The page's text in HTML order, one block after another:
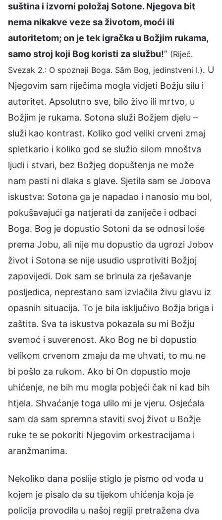
suština i izvorni položaj Sotone. Njegova bit
nema nikakve veze sa životom, moći ili
autoritetom; on je tek igračka u Božjim rukama,
samo stroj koji Bog koristi za službu!” (Riječ.
Svezak 2.: O spoznaji Boga. Sâm Bog, jedinstveni I.). U
Njegovim sam riječima mogla vidjeti Božju silu i
autoritet. Apsolutno sve, bilo živo ili mrtvo, u
Božjim je rukama. Sotona služi Božjem djelu –
služi kao kontrast. Koliko god veliki crveni zmaj
spletkario i koliko god se služio silom mnoštva
ljudi i stvari, bez Božjeg dopuštenja ne može
nam pasti ni dlaka s glave. Sjetila sam se Jobova
iskustva: Sotona ga je napadao i nanosio mu bol,
pokušavajući ga natjerati da zaniječe i odbaci
Boga. Bog je dopustio Sotoni da se odnosi loše
prema Jobu, ali nije mu dopustio da ugrozi Jobov
život i Sotona se nije usudio usprotiviti Božjoj
zapovijedi. Dok sam se brinula za rješavanje
posljedica, neprestano sam izvlačila živu glavu iz
opasnih situacija. To je bila isključivo Božja briga i
zaštita. Sva ta iskustva pokazala su mi Božju
svemoć i suverenost. Ako Bog ne bi dopustio
velikom crvenom zmaju da me uhvati, to mu ne
bi pošlo za rukom. Ako bi On dopustio moje
uhićenje, ne bih mu mogla pobjeći čak ni kad bih
htjela. Shvaćanje toga ulilo mi je vjeru. Osjećala
sam da sam spremna staviti svoj život u Božje
ruke te se pokoriti Njegovim orkestracijama i
aranžmanima.
Nekoliko dana poslije stiglo je pismo od vođa u
kojem je pisalo da su tijekom uhićenja koja je
policija provodila u našoj regiji pretražena dva